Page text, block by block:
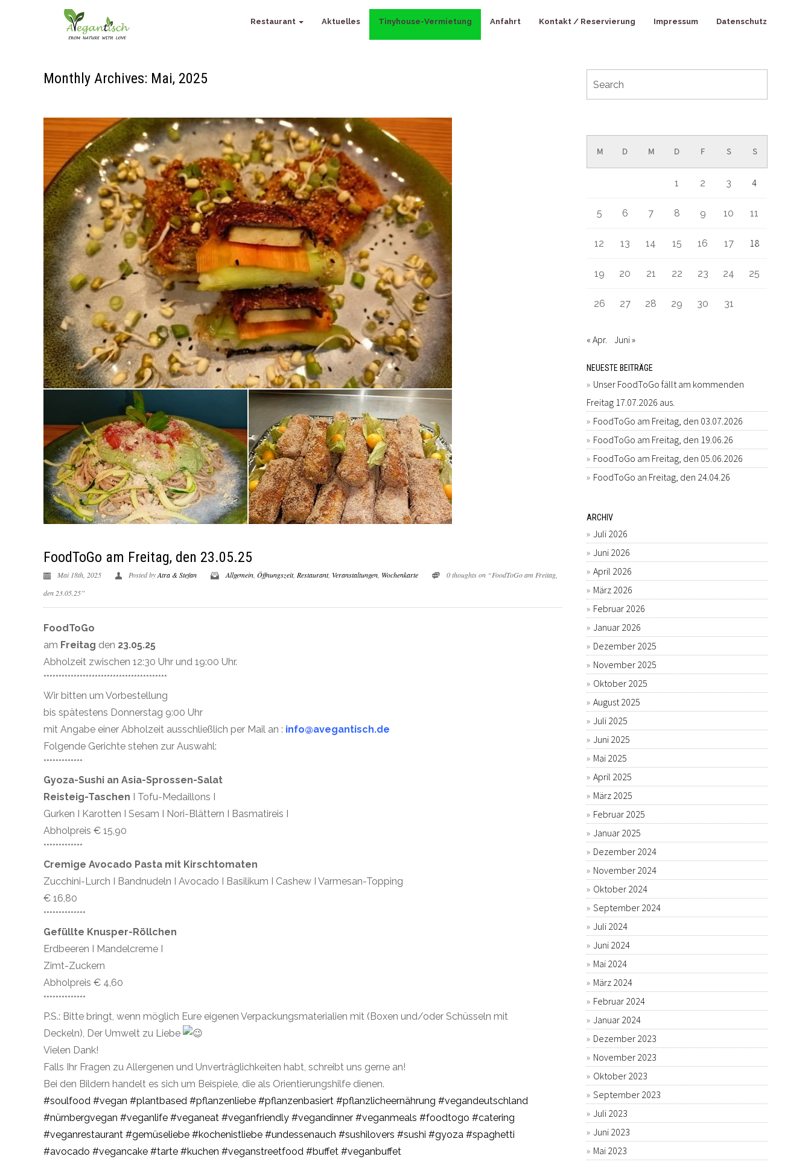
Restaurant Aktuelles Tinyhouse-Vermietung Anfahrt Kontakt / Reservierung Impressum Datenschutz
Monthly Archives: Mai, 2025
FoodToGo am Freitag, den 23.05.25
Mai 18th, 2025 Posted byAtra & Stefan Allgemein Öffnungszeit, Restaurant, Veranstaltungen Wochenkarte
0 thoughts on “FoodToGo am Freitag,
den 23.05.25”
FoodToGo
am Freitag den 23.05.25
Abholzeit zwischen 12:30 Uhr und 19:00 Uhr.
*****************************************
Wir bitten um Vorbestellung
bis spätestens Donnerstag 9:00 Uhr
mit Angabe einer Abholzeit ausschließlich per Mail an : info@avegantisch.de
Folgende Gerichte stehen zur Auswahl:
*************
Gyoza-Sushi an Asia-Sprossen-Salat
Reisteig-Taschen I Tofu-Medaillons I
Gurken I Karotten I Sesam I Nori-Blättern I Basmatireis I
Abholpreis € 15,90
*************
Cremige Avocado Pasta mit Kirschtomaten
Zucchini-Lurch I Bandnudeln I Avocado I Basilikum I Cashew I Varmesan-Topping
€ 16,80
**************
Gefüllte Knusper-Röllchen
Erdbeeren I Mandelcreme I
Zimt-Zuckern
Abholpreis € 4,60
**************
P.S.: Bitte bringt, wenn möglich Eure eigenen Verpackungsmaterialien mit (Boxen und/oder Schüsseln mit
Deckeln), Der Umwelt zu Liebe
Vielen Dank!
Falls Ihr Fragen zu Allergenen und Unverträglichkeiten habt, schreibt uns gerne an!
Bei den Bildern handelt es sich um Beispiele, die als Orientierungshilfe dienen.
#soulfood #vegan #plantbased #pflanzenliebe #pflanzenbasiert #pflanzlicheernährung #vegandeutschland
#nürnbergvegan #veganlife #veganeat #veganfriendly #vegandinner #veganmeals #foodtogo #catering
#veganrestaurant #gemüseliebe #kochenistliebe #undessenauch #sushilovers #sushi #gyoza #spaghetti
#avocado #vegancake #tarte #kuchen #veganstreetfood #buffet #veganbuffet
M D M D F S S
1 2 3 4
5 6 7 8 9 10 11
12 13 14 15 16 17 18
19 20 21 22 23 24 25
26 27 28 29 30 31
« Apr. Juni »
NEUESTE BEITRÄGE
Unser FoodToGo fällt am kommenden
Freitag 17.07.2026 aus.
FoodToGo am Freitag, den 03.07.2026
FoodToGo am Freitag, den 19.06.26
FoodToGo am Freitag, den 05.06.2026
FoodToGo an Freitag, den 24.04.26
ARCHIV
Juli 2026
Juni 2026
April 2026
März 2026
Februar 2026
Januar 2026
Dezember 2025
November 2025
Oktober 2025
August 2025
Juli 2025
Juni 2025
Mai 2025
April 2025
März 2025
Februar 2025
Januar 2025
Dezember 2024
November 2024
Oktober 2024
September 2024
Juli 2024
Juni 2024
Mai 2024
März 2024
Februar 2024
Januar 2024
Dezember 2023
November 2023
Oktober 2023
September 2023
Juli 2023
Juni 2023
Mai 2023